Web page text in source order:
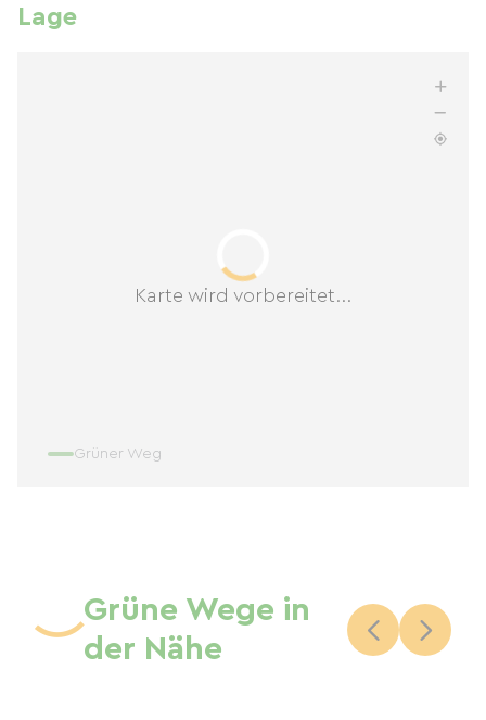
Lage
Karte wird vorbereitet...
Grüner Weg
Grüne Wege in
der Nähe